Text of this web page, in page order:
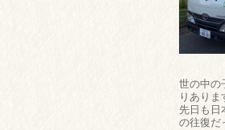
世の中の
りありま
先日も日
の往復だ